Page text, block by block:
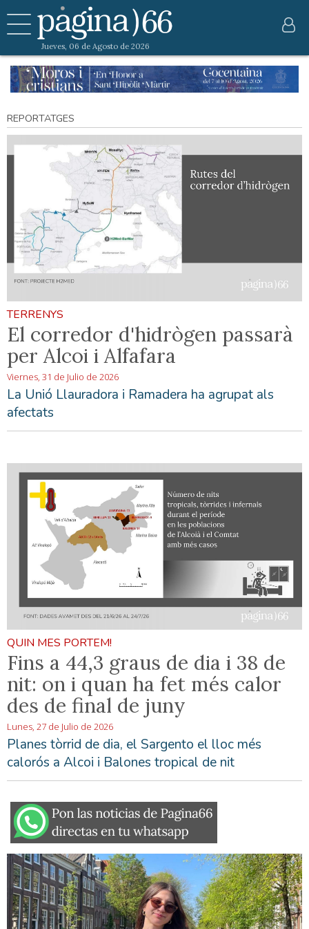
Jueves, 06 de Agosto de 2026
REPORTATGES
TERRENYS
El corredor d'hidrògen passarà
per Alcoi i Alfafara
Viernes, 31 de Julio de 2026
La Unió Llauradora i Ramadera ha agrupat als
afectats
QUIN MES PORTEM!
Fins a 44,3 graus de dia i 38 de
nit: on i quan ha fet més calor
des de final de juny
Lunes, 27 de Julio de 2026
Planes tòrrid de dia, el Sargento el lloc més
calorós a Alcoi i Balones tropical de nit